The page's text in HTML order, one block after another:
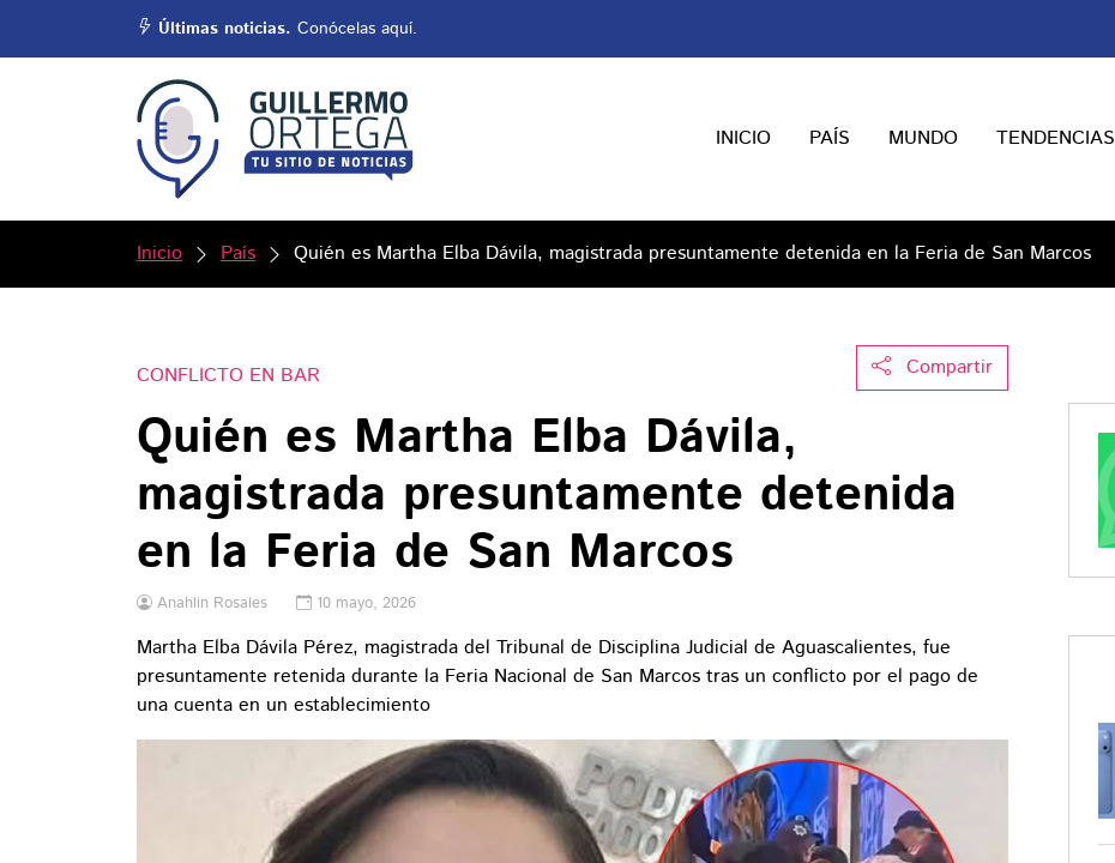
Últimas noticias. Conócelas aquí.
INICIO PAÍS MUNDO TENDENCIAS
Inicio País Quién es Martha Elba Dávila, magistrada presuntamente detenida en la Feria de San Marcos
Compartir
CONFLICTO EN BAR
Quién es Martha Elba Dávila,
magistrada presuntamente detenida
en la Feria de San Marcos
Anahlin Rosales 10 mayo, 2026
Martha Elba Dávila Pérez, magistrada del Tribunal de Disciplina Judicial de Aguascalientes, fue
presuntamente retenida durante la Feria Nacional de San Marcos tras un conflicto por el pago de
una cuenta en un establecimiento